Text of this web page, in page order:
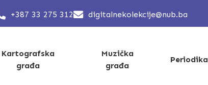
+387 33 275 312 digitalnekolekcije@nub.ba
Kartografska
građa
Muzička
građa
Periodika